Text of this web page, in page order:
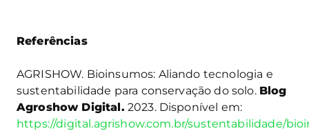
Referências
AGRISHOW. Bioinsumos: Aliando tecnologia e
sustentabilidade para conservação do solo. Blog
Agroshow Digital. 2023. Disponível em:
https://digital.agrishow.com.br/sustentabilidade/